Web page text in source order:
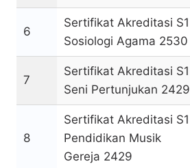
6
Sertifikat Akreditasi S1
Sosiologi Agama 2530
7
Sertifikat Akreditasi S1
Seni Pertunjukan 2429
8
Sertifikat Akreditasi S1
Pendidikan Musik
Gereja 2429